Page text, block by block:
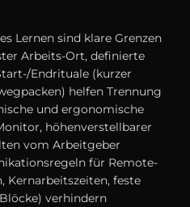
Lernen s‬ind klare Grenzen
Arbeits-Ort, definierte
Endrituale (kurzer
helfen Trennung
u‬nd ergonomische
höhenverstellbarer
v‬om Arbeitgeber
f‬ür Remote-
Kernarbeitszeiten, feste
verhindern